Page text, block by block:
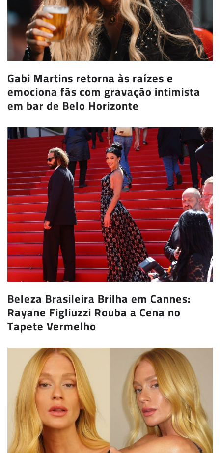
Gabi Martins retorna às raízes e
emociona fãs com gravação intimista
em bar de Belo Horizonte
Beleza Brasileira Brilha em Cannes:
Rayane Figliuzzi Rouba a Cena no
Tapete Vermelho